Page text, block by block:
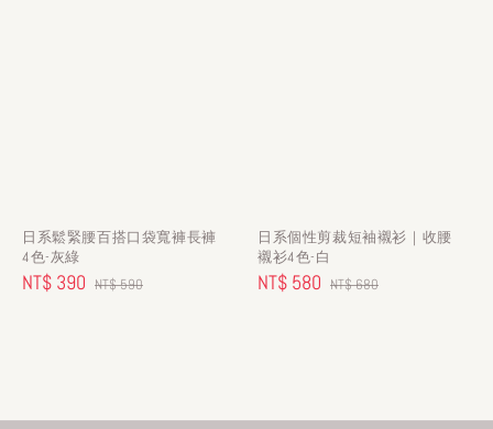
日系鬆緊腰百搭口袋寬褲長褲
4色-灰綠
Sale
NT$ 390 Regular
NT$ 590
日系個性剪裁短袖襯衫｜收腰
襯衫4色-白
Sale
NT$ 580 Regular
NT$ 680